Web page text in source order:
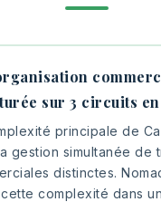
sur 3 circuits
principale de
gestion simultanée de
distinctes.
complexité dans